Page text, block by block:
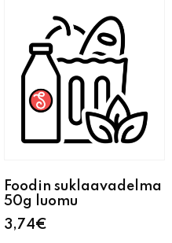
Foodin suklaavadelma
50g luomu
3,74€